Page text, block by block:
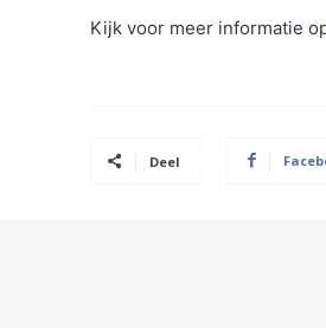
Kijk voor meer informatie
Deel